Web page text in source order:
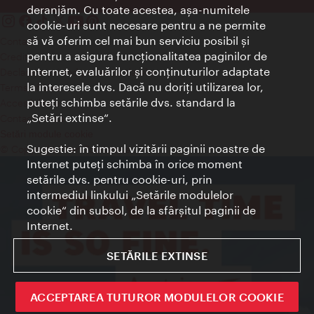
Contact
Credits
Declaraţie privind protecţia datelor
Terms of Use
Accesibilitate
Contact presa
© Copyright Wien Tourismus
deranjăm. Cu toate acestea, aşa-numitele
cookie-uri sunt necesare pentru a ne permite
să vă oferim cel mai bun serviciu posibil şi
pentru a asigura funcţionalitatea paginilor de
Internet, evaluărilor şi conţinuturilor adaptate
la interesele dvs. Dacă nu doriţi utilizarea lor,
puteţi schimba setările dvs. standard la
„Setări extinse“.
Sugestie: în timpul vizitării paginii noastre de
Internet puteţi schimba în orice moment
setările dvs. pentru cookie-uri, prin
intermediul linkului „Setările modulelor
cookie“ din subsol, de la sfârşitul paginii de
Internet.
SETĂRILE EXTINSE
ACCEPTAREA TUTUROR MODULELOR COOKIE